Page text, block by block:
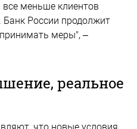
все меньше клиентов
Банк России продолжит
меры", –
реальное